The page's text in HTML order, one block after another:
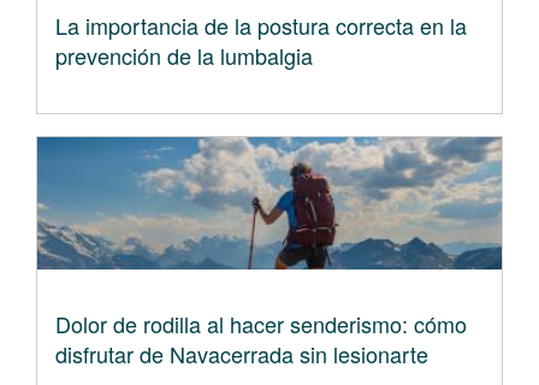
La importancia de la postura correcta en la
prevención de la lumbalgia
Dolor de rodilla al hacer senderismo: cómo
disfrutar de Navacerrada sin lesionarte